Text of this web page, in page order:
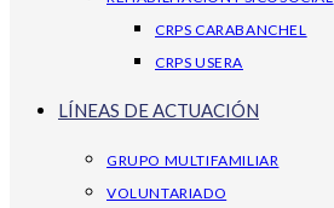
CRPS CARABANCHEL
CRPS USERA
LÍNEAS DE ACTUACIÓN
GRUPO MULTIFAMILIAR
VOLUNTARIADO